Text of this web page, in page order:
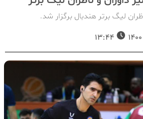
لیگ برتر هندبال برگزار شد.